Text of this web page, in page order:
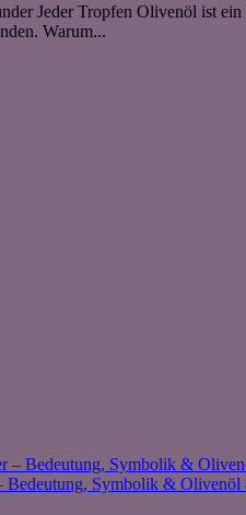
Jeder Tropfen Olivenöl ist
Warum...
Bedeutung, Symbolik & Olivenöl